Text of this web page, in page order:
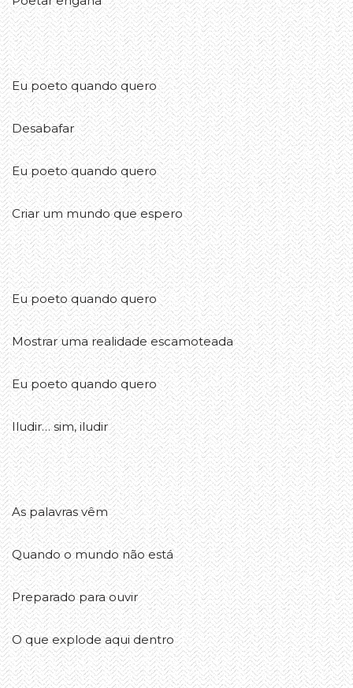
Eu poeto quando quero
Desabafar
Eu poeto quando quero
Criar um mundo que espero
Eu poeto quando quero
Mostrar uma realidade escamoteada
Eu poeto quando quero
Iludir… sim, iludir
As palavras vêm
Quando o mundo não está
Preparado para ouvir
O que explode aqui dentro